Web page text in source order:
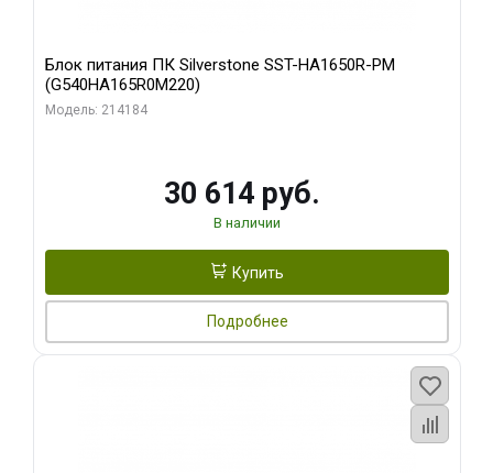
Блок питания ПК Silverstone SST-HA1650R-PM
(G540HA165R0M220)
Модель: 214184
30 614 руб.
В наличии
Купить
Подробнее